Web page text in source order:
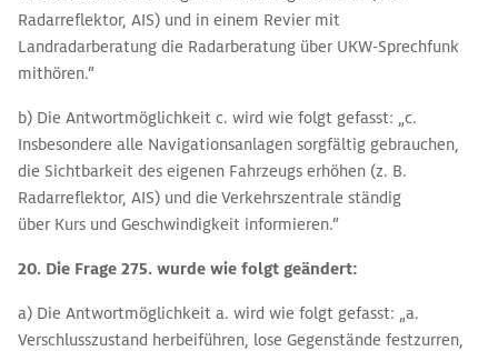
Radarreflektor, AIS) und in einem Revier mit
Landradarberatung die Radarberatung über UKW-Sprechfunk
mithören.“
b) Die Antwortmöglichkeit c. wird wie folgt gefasst: „c.
Insbesondere alle Navigationsanlagen sorgfältig gebrauchen,
die Sichtbarkeit des eigenen Fahrzeugs erhöhen (z. B.
Radarreflektor, AIS) und die Verkehrszentrale ständig
über Kurs und Geschwindigkeit informieren.“
20. Die Frage 275. wurde wie folgt geändert:
a) Die Antwortmöglichkeit a. wird wie folgt gefasst: „a.
Verschlusszustand herbeiführen, lose Gegenstände festzurren,